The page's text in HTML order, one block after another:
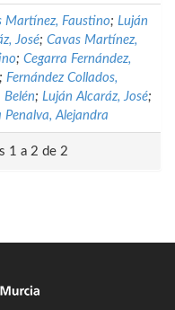
Martínez, Faustino; Luján
José; Cavas Martínez,
; Cegarra Fernández,
; Fernández Collados,
; Luján Alcaráz, José;
Penalva, Alejandra
1 a 2 de 2